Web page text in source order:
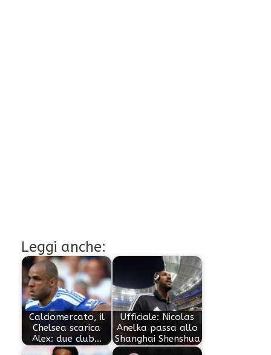
Leggi anche:
Calciomercato, il
Chelsea scarica
Alex: due club…
Ufficiale: Nicolas
Anelka passa allo
Shanghai Shenshua